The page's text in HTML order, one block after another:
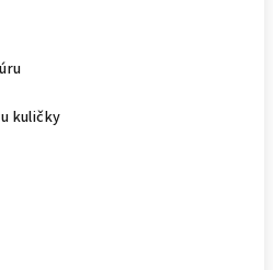
kuličky